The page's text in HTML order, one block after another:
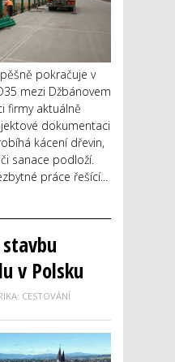
pokračuje v
mezi Džbánovem
firmy aktuálně
dokumentaci
kácení dřevin,
sanace podloží.
práce řešící...
v Polsku
CESTOVÁNÍ